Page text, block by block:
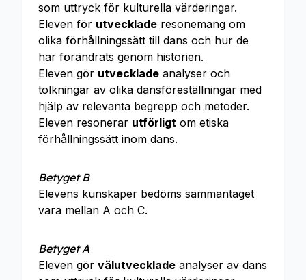
som uttryck för kulturella värderingar.
Eleven för utvecklade resonemang om
olika förhållningssätt till dans och hur de
har förändrats genom historien.
Eleven gör utvecklade analyser och
tolkningar av olika dansföreställningar med
hjälp av relevanta begrepp och metoder.
Eleven resonerar utförligt om etiska
förhållningssätt inom dans.
Betyget B
Elevens kunskaper bedöms sammantaget
vara mellan A och C.
Betyget A
Eleven gör välutvecklade analyser av dans